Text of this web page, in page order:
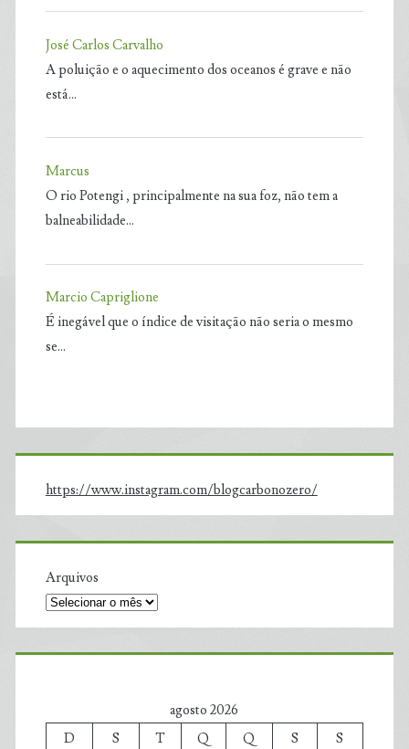
José Carlos Carvalho
A poluição e o aquecimento dos oceanos é grave e não
está…
Marcus
O rio Potengi , principalmente na sua foz, não tem a
balneabilidade…
Marcio Capriglione
É inegável que o índice de visitação não seria o mesmo
se…
https://www.instagram.com/blogcarbonozero/
Arquivos
agosto 2026
D
S T Q Q S
S